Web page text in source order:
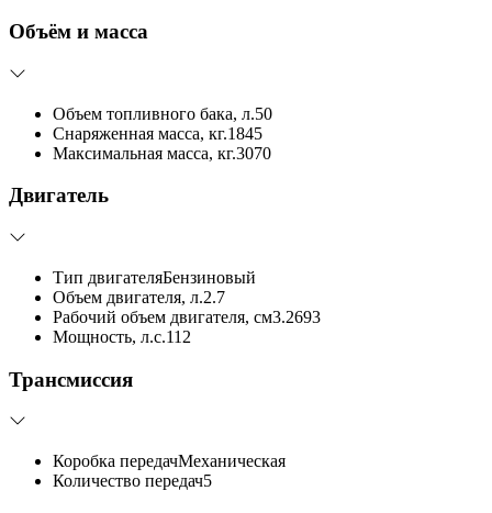
Объём и масса
Объем топливного бака, л.50
Снаряженная масса, кг.1845
Максимальная масса, кг.3070
Двигатель
Тип двигателяБензиновый
Объем двигателя, л.2.7
Рабочий объем двигателя, см3.2693
Мощность, л.с.112
Трансмиссия
Коробка передачМеханическая
Количество передач5